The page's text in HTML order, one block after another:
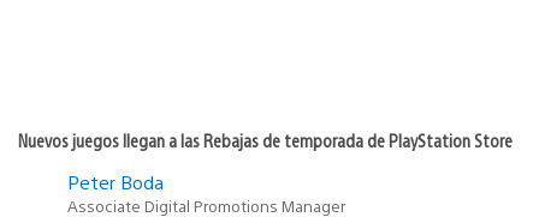
Nuevos juegos llegan a las Rebajas de temporada de PlayStation Store
Peter Boda
Associate Digital Promotions Manager